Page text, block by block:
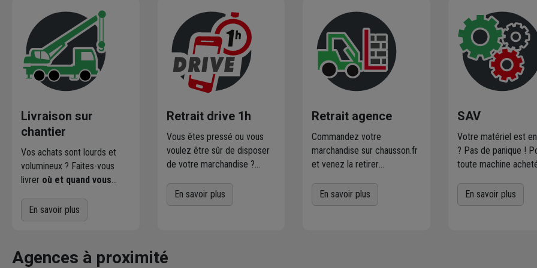
Livraison sur
chantier
Vos achats sont lourds et
volumineux ? Faites-vous
livrer où et quand vous
qui effectue la livraison vous
contacte pour fixer le
livraison. Bonus : Nous livrons
jusqu'au 7ème étage.
En savoir plus
Retrait drive 1h
Vous êtes pressé ou vous
voulez être sûr de disposer
de votre marchandise ?
produits disponibles dans
votre agence sur
En savoir plus
Retrait agence
Commandez votre
marchandise sur chausson.fr
et venez la retirer
l'agence Chausson à
proximitéde chez vous.
En savoir plus
SAV
Votre matériel est
? Pas de panique !
toute machine
la réparation ne
dans le cadre d’une
En savoir plus
Agences à proximité